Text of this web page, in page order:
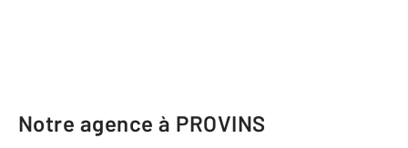
Notre agence à PROVINS